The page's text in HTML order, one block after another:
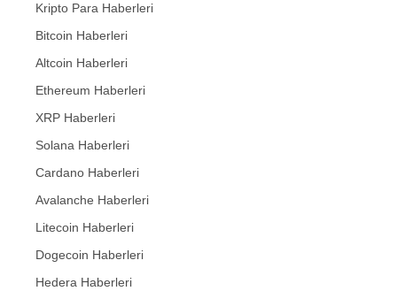
Kripto Para Haberleri
Bitcoin Haberleri
Altcoin Haberleri
Ethereum Haberleri
XRP Haberleri
Solana Haberleri
Cardano Haberleri
Avalanche Haberleri
Litecoin Haberleri
Dogecoin Haberleri
Hedera Haberleri